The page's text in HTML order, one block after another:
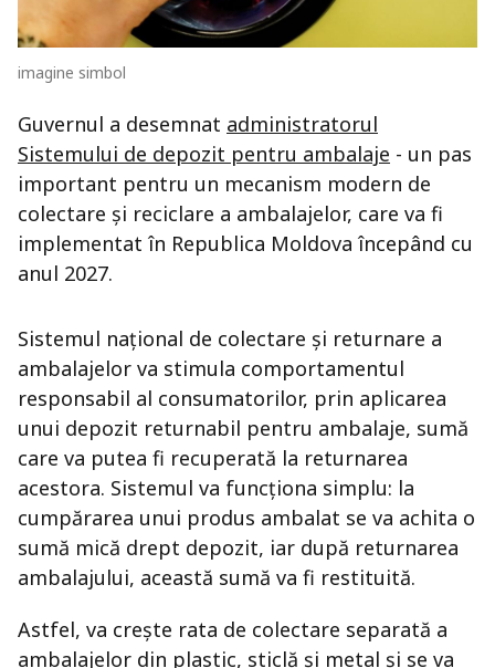
imagine simbol
Guvernul a desemnat administratorul
Sistemului de depozit pentru ambalaje - un pas
important pentru un mecanism modern de
colectare și reciclare a ambalajelor, care va fi
implementat în Republica Moldova începând cu
anul 2027.
Sistemul național de colectare și returnare a
ambalajelor va stimula comportamentul
responsabil al consumatorilor, prin aplicarea
unui depozit returnabil pentru ambalaje, sumă
care va putea fi recuperată la returnarea
acestora. Sistemul va funcționa simplu: la
cumpărarea unui produs ambalat se va achita o
sumă mică drept depozit, iar după returnarea
ambalajului, această sumă va fi restituită.
Astfel, va crește rata de colectare separată a
ambalajelor din plastic, sticlă și metal și se va